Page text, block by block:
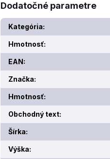
Dodatočné parametre
Kategória:
Hmotnosť:
EAN:
Značka:
Hmotnosť:
Obchodný text:
Šírka:
Výška: